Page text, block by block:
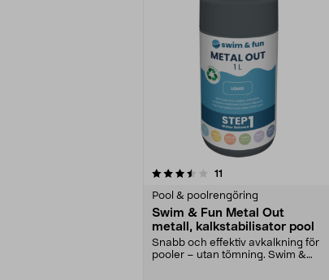
11
Pool & poolrengöring
Swim & Fun Metal Out
metall, kalkstabilisator pool
Snabb och effektiv avkalkning för
pooler – utan tömning. Swim &
2.5av 5 stjärnor